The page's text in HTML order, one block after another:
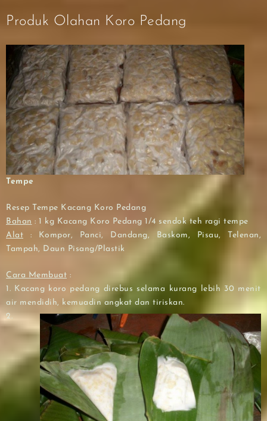
Produk Olahan Koro Pedang
Tempe
Resep Tempe Kacang Koro Pedang
Bahan : 1 kg Kacang Koro Pedang 1/4 sendok teh ragi tempe
Alat : Kompor, Panci, Dandang, Baskom, Pisau, Telenan,
Tampah, Daun Pisang/Plastik
Cara Membuat :
1. Kacang koro pedang direbus selama kurang lebih 30 menit
air mendidih, kemuadin angkat dan tiriskan.
2.